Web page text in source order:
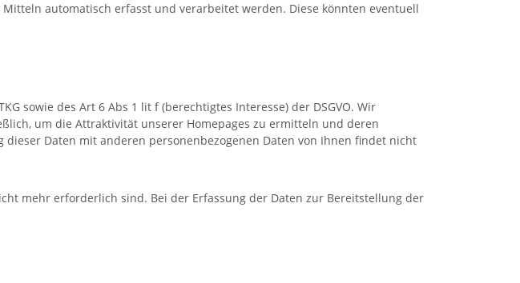
automatisch erfasst und verarbeitet werden. Diese könnten eventuell
sowie des Art 6 Abs 1 lit f (berechtigtes Interesse) der DSGVO. Wir
um die Attraktivität unserer Homepages zu ermitteln und deren
Daten mit anderen personenbezogenen Daten von Ihnen findet nicht
mehr erforderlich sind. Bei der Erfassung der Daten zur Bereitstellung der